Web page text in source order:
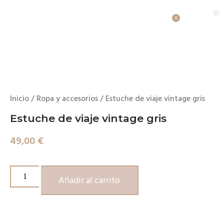
0
Inicio/ Ropa y accesorios/ Estuche de viaje vintage gris
Estuche de viaje vintage gris
49,00 €
Añadir al carrito